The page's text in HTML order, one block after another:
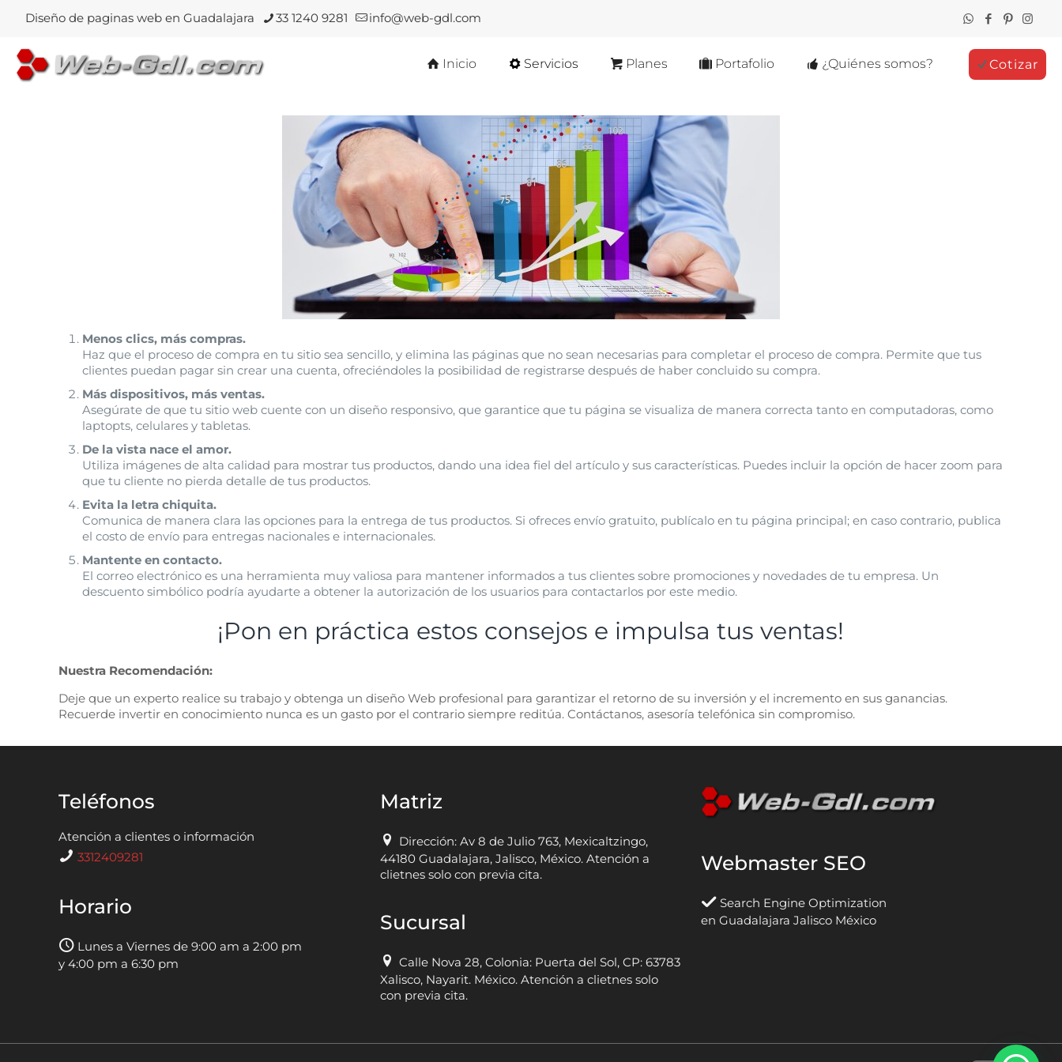
Diseño de paginas web en Guadalajara 33 1240 9281 info@web-gdl.com
Inicio Servicios Planes Portafolio ¿Quiénes somos? Cotizar
Menos clics, más compras.
Haz que el proceso de compra en tu sitio sea sencillo, y elimina las páginas que no sean necesarias para completar el proceso de compra. Permite que tus
clientes puedan pagar sin crear una cuenta, ofreciéndoles la posibilidad de registrarse después de haber concluido su compra.
Más dispositivos, más ventas.
Asegúrate de que tu sitio web cuente con un diseño responsivo, que garantice que tu página se visualiza de manera correcta tanto en computadoras, como
laptopts, celulares y tabletas.
De la vista nace el amor.
Utiliza imágenes de alta calidad para mostrar tus productos, dando una idea fiel del artículo y sus características. Puedes incluir la opción de hacer zoom para
que tu cliente no pierda detalle de tus productos.
Evita la letra chiquita.
Comunica de manera clara las opciones para la entrega de tus productos. Si ofreces envío gratuito, publícalo en tu página principal; en caso contrario, publica
el costo de envío para entregas nacionales e internacionales.
Mantente en contacto.
El correo electrónico es una herramienta muy valiosa para mantener informados a tus clientes sobre promociones y novedades de tu empresa. Un
descuento simbólico podría ayudarte a obtener la autorización de los usuarios para contactarlos por este medio.
¡Pon en práctica estos consejos e impulsa tus ventas!
Nuestra Recomendación:
Deje que un experto realice su trabajo y obtenga un diseño Web profesional para garantizar el retorno de su inversión y el incremento en sus ganancias.
Recuerde invertir en conocimiento nunca es un gasto por el contrario siempre reditúa. Contáctanos, asesoría telefónica sin compromiso.
Teléfonos
Atención a clientes o información
3312409281
Horario
Lunes a Viernes de 9:00 am a 2:00 pm
y 4:00 pm a 6:30 pm
Matriz
Dirección: Av 8 de Julio 763, Mexicaltzingo,
44180 Guadalajara, Jalisco, México. Atención a
clietnes solo con previa cita.
Sucursal
Calle Nova 28, Colonia: Puerta del Sol, CP: 63783
Xalisco, Nayarit. México. Atención a clietnes solo
con previa cita.
Webmaster SEO
Search Engine Optimization
en Guadalajara Jalisco México